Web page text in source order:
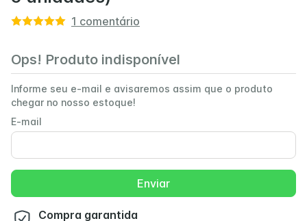
1 comentário
Ops! Produto indisponível
Informe seu e-mail e avisaremos assim que o produto
chegar no nosso estoque!
E-mail
Enviar
Compra garantida